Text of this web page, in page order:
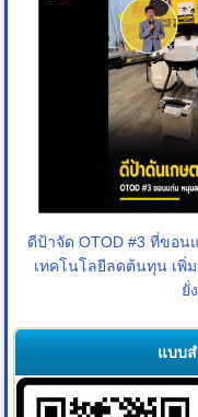
ดีป้าจัด OTOD #3 ที่ขอ
เทคโนโลยีลดต้นทุน เพิ่
ยั่
แบบ